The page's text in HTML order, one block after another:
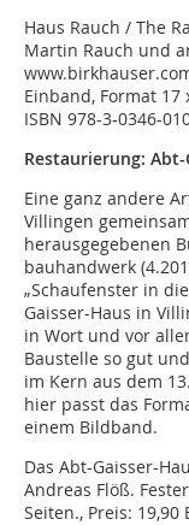
Haus Rauch / The
Martin Rauch und
Einband, Format 17
ISBN 978-3-0346-
Restaurierung:
Eine ganz andere
Villingen
herausgegebenen
bauhandwerk
„Schaufenster in
Gaisser-Haus in
in Wort und vor
Baustelle so gut
im Kern aus dem
hier passt das
einem Bildband.
Das Abt-Gaisser-
Andreas Flöß.
Seiten., Preis: 19,90